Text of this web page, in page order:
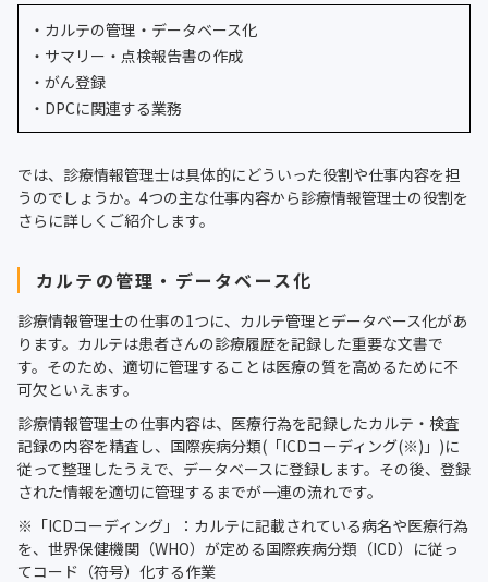
・カルテの管理・データベース化
・サマリー・点検報告書の作成
・がん登録
・DPCに関連する業務
では、診療情報管理士は具体的にどういった役割や仕事内容を担
うのでしょうか。4つの主な仕事内容から診療情報管理士の役割を
さらに詳しくご紹介します。
カルテの管理・データベース化
診療情報管理士の仕事の1つに、カルテ管理とデータベース化があ
ります。カルテは患者さんの診療履歴を記録した重要な文書で
す。そのため、適切に管理することは医療の質を高めるために不
可欠といえます。
診療情報管理士の仕事内容は、医療行為を記録したカルテ・検査
記録の内容を精査し、国際疾病分類(「ICDコーディング(※)」)に
従って整理したうえで、データベースに登録します。その後、登録
された情報を適切に管理するまでが一連の流れです。
※「ICDコーディング」：カルテに記載されている病名や医療行為
を、世界保健機関（WHO）が定める国際疾病分類（ICD）に従っ
てコード（符号）化する作業